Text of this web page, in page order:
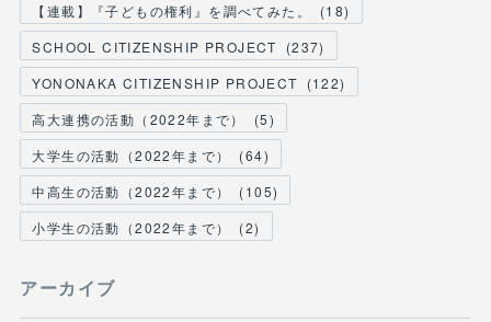
【連載】『子どもの権利』を調べてみた。
(18)
SCHOOL CITIZENSHIP PROJECT
(237)
YONONAKA CITIZENSHIP PROJECT
(122)
高大連携の活動（2022年まで）
(5)
大学生の活動（2022年まで）
(64)
中高生の活動（2022年まで）
(105)
小学生の活動（2022年まで）
(2)
アーカイブ